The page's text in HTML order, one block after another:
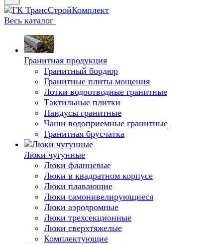
Весь каталог
Гранитная продукция
Гранитный бордюр
Гранитные плиты мощения
Лотки водоотводные гранитные
Тактильные плитки
Пандусы гранитные
Чаши водоприемные гранитные
Гранитная брусчатка
Люки чугунные
Люки фланцевые
Люки в квадратном корпусе
Люки плавающие
Люки самонивелирующиеся
Люки аэродромные
Люки трехсекционные
Люки сверхтяжелые
Комплектующие